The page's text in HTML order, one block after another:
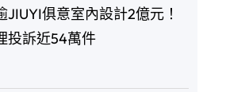
JIUYI俱意室內設計2億元！
投訴近54萬件